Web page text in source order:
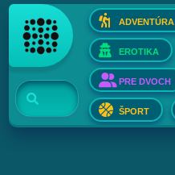
ADVENTÚRA
EROTIKA
PRE DVOCH
ŠPORT